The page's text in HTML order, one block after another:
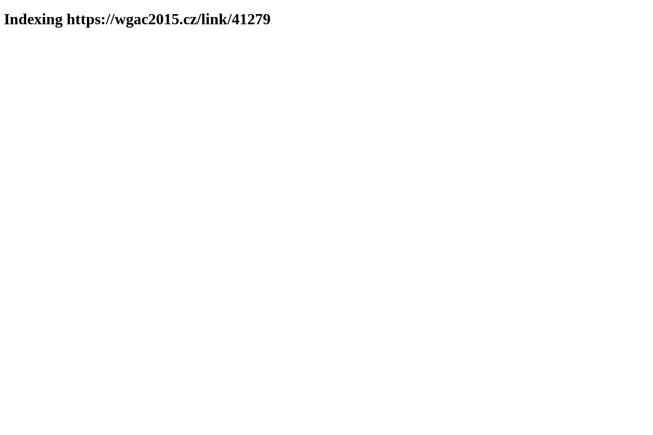
Indexing https://wgac2015.cz/link/41279